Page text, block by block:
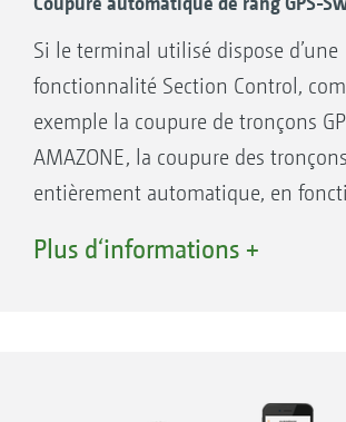
Si le terminal utilisé dispose d’une
fonctionnalité Section Control,
exemple la coupure de tronçons
AMAZONE, la coupure des
entièrement automatique, en
automatique le conducteur peut se
Avantages de la coupure
Plus d‘informations +